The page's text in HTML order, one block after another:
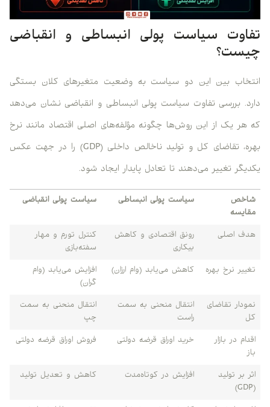
تفاوت سیاست پولی انبساطی و انقباضی
چیست؟
انتخاب بین این دو سیاست به وضعیت متغیرهای کلان بستگی
دارد. بررسی تفاوت سیاست پولی انبساطی و انقباضی نشان می‌دهد
که هر یک از این روش‌ها چگونه مؤلفه‌های اصلی اقتصاد مانند نرخ
بهره، تقاضای کل و تولید ناخالص داخلی (GDP) را در جهت عکس
یکدیگر تغییر می‌دهند تا تعادل پایدار ایجاد شود.
شاخص
مقایسه
سیاست پولی انبساطی سیاست پولی انقباضی
هدف اصلی
رونق اقتصادی و کاهش
بیکاری
کنترل تورم و مهار
سفته‌بازی
تغییر نرخ بهره کاهش می‌یابد (وام ارزان)
افزایش می‌یابد (وام
گران)
نمودار تقاضای
کل
انتقال منحنی به سمت
راست
انتقال منحنی به سمت
چپ
اقدام در بازار
باز
خرید اوراق قرضه دولتی فروش اوراق قرضه دولتی
اثر بر تولید
(GDP)
افزایش در کوتاه‌مدت کاهش و تعدیل تولید